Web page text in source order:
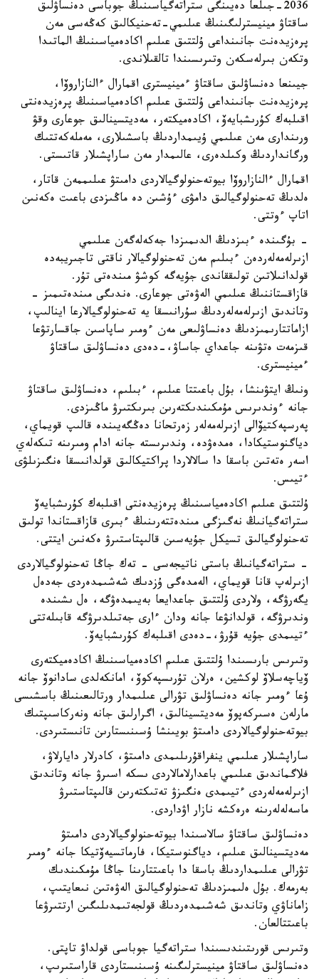
2036-جىلعا دەيىنگى ستراتەگياسىنىڭ جوباسى دەنساۋلىق
ساقتاۋ مينيسترلىگىنىڭ عىلىمي-تەحنيكالىق كەڭەسى مەن
پرەزيدەنت جانىنداعى ۇلتتىق عىلىم اكادەمياسىنىڭ الماتىدا
وتكەن بىرلەسكەن وتىرىسىندا تالقىلاندى.
جيىنعا دەنساۋلىق ساقتاۋ ءمينيسترى اقمارال ءالنازاروۆا،
پرەزيدەنت جانىنداعى ۇلتتىق عىلىم اكادەمياسىنىڭ پرەزيدەنتى
اقىلبەك كۇرىشبايەۆ، اكادەميكتەر، مەديتسينالىق جوعارى وقۋ
ورىندارى مەن عىلىمي ۇيىمداردىڭ باسشىلارى، مەملەكەتتىك
ورگانداردىڭ وكىلدەرى، عالىمدار مەن ساراپشىلار قاتىستى.
اقمارال ءالنازاروۆا بيوتەحنولوگيالاردى دامىتۋ عىلىممەن قاتار،
ەلدىڭ تەحنولوگيالىق دامۋى ءۇشىن دە ماڭىزدى باعىت ەكەنىن
اتاپ ءوتتى.
- بۇگىندە ءبىزدىڭ الدىمىزدا جەكەلەگەن عىلىمي
ازىرلەمەلەردەن ءبىلىم مەن تەحنولوگيالار ناقتى تاجىريبەدە
قولدانىلاتىن تولىققاندى جۇيەگە كوشۋ مىندەتى تۇر.
قازاقستاننىڭ عىلىمي الەۋەتى جوعارى. ەندىگى مىندەتىمىز -
وتاندىق ازىرلەمەلەردىڭ سۇرانىسقا يە تەحنولوگيالارعا اينالىپ،
ازاماتتارىمىزدىڭ دەنساۋلىعى مەن ءومىر ساپاسىن جاقسارتۋعا
قىزمەت ەتۋىنە جاعداي جاساۋ،-دەدى دەنساۋلىق ساقتاۋ
ءمينيسترى.
ونىڭ ايتۋىنشا، بۇل باعىتتا عىلىم، ءبىلىم، دەنساۋلىق ساقتاۋ
جانە ءوندىرىس مۇمكىندىكتەرىن بىرىكتىرۋ ماڭىزدى.
پەرسپەكتيۆالى ازىرلەمەلەر زەرتحانا دەڭگەيىندە قالىپ قويماي،
دياگنوستيكادا، ەمدەۋدە، وندىرىستە جانە ادام ومىرىنە تىكەلەي
اسەر ەتەتىن باسقا دا سالالاردا پراكتيكالىق قولدانىسقا ەنگىزىلۋى
ءتيىس.
ۇلتتىق عىلىم اكادەمياسىنىڭ پرەزيدەنتى اقىلبەك كۇرىشبايەۆ
ستراتەگيانىڭ نەگىزگى مىندەتتەرىنىڭ ءبىرى قازاقستاندا تولىق
تەحنولوگيالىق تسيكل جۇيەسىن قالىپتاستىرۋ ەكەنىن ايتتى.
- ستراتەگيانىڭ باستى ناتيجەسى - تەك جاڭا تەحنولوگيالاردى
ازىرلەپ قانا قويماي، الەمدەگى ۇزدىك شەشىمدەردى جەدەل
يگەرۋگە، ولاردى ۇلتتىق جاعدايعا بەيىمدەۋگە، ەل ىشىندە
وندىرۋگە، قولدانۋعا جانە ودان ءارى جەتىلدىرۋگە قابىلەتتى
ءتيىمدى جۇيە قۇرۋ،-دەدى اقىلبەك كۇرىشبايەۆ.
وتىرىس بارىسىندا ۇلتتىق عىلىم اكادەمياسىنىڭ اكادەميكتەرى
ۆياچەسلاۆ لوكشين، ەرلان تۇرىسپەكوۆ، امانكەلدى سادانوۆ جانە
ۇعا ءومىر جانە دەنساۋلىق تۋرالى عىلىمدار ورتالىعىنىڭ باسشىسى
مارلەن ەسىركەپوۆ مەديتسينالىق، اگرارلىق جانە ونەركاسىپتىك
بيوتەحنولوگيالاردى دامىتۋ بويىنشا ۇسىنىستارىن تانىستىردى.
ساراپشىلار عىلىمي ينفراقۇرىلىمدى دامىتۋ، كادرلار دايارلاۋ،
فلاگماندىق عىلىمي باعدارلامالاردى ىسكە اسىرۋ جانە وتاندىق
ازىرلەمەلەردى ءتيىمدى ەنگىزۋ تەتىكتەرىن قالىپتاستىرۋ
ماسەلەلەرىنە ەرەكشە نازار اۋداردى.
دەنساۋلىق ساقتاۋ سالاسىندا بيوتەحنولوگيالاردى دامىتۋ
مەديتسينالىق عىلىم، دياگنوستيكا، فارماتسيەۆتيكا جانە ءومىر
تۋرالى عىلىمداردىڭ باسقا دا باعىتتارىنا جاڭا مۇمكىندىك
بەرمەك. بۇل ەلىمىزدىڭ تەحنولوگيالىق الەۋەتىن نىعايتىپ،
زاماناۋي وتاندىق شەشىمدەردىڭ قولجەتىمدىلىگىن ارتتىرۋعا
باعىتتالعان.
وتىرىس قورىتىندىسىندا ستراتەگيا جوباسى قولداۋ تاپتى.
دەنساۋلىق ساقتاۋ مينيسترلىگىنە ۇسىنىستاردى قاراستىرىپ،